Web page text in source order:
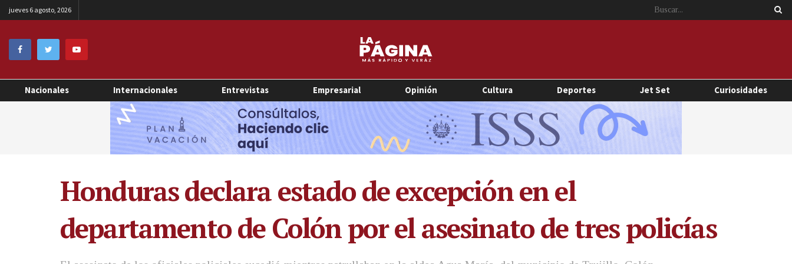
jueves 6 agosto, 2026
Nacionales Internacionales Entrevistas Empresarial Opinión Cultura Deportes Jet Set Curiosidades
Honduras declara estado de excepción en el
departamento de Colón por el asesinato de tres policías